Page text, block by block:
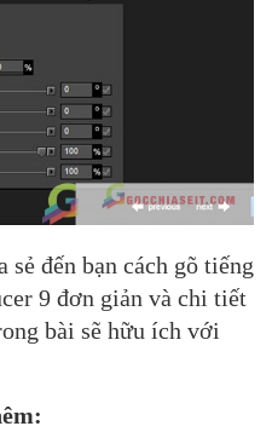
sẻ đến bạn cách gõ tiếng
9 đơn giản và chi tiết
bài sẽ hữu ích với